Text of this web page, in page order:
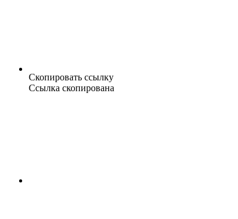
Скопировать ссылку
Ссылка скопирована